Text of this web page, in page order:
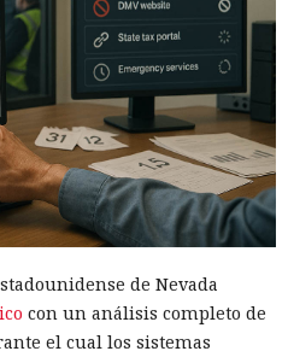
de Nevada
con un análisis completo de
el cual los sistemas